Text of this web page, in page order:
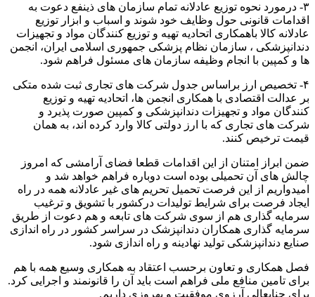
۳- درمورد نحوه توزیع عادلانه تمام سازمان های ذینفع دعوت به
اقدامات قانونی حول وظایف خود شوند و اسباب و ابزار توزیع
عادلانه کالا باهمکاری اتحادیه تهیه و توزیع کنندگان مواد و تجهیزات
دندانپزشکی ، سازمان نظام پزشکی جمهوری اسلامی ایران، انجمن
ها و کمپین با انجام وظیفه سازمان های مسئول فراهم شود.
۴- تخصیص ارز براساس جدول شرکت های تجاری ثبت شده متکی
بر عدالت اقتصادی با همکاری انجمن ها، اتحادیه تهیه و توزیع
کنندگان مواد و تجهیزات دندانپزشکی و کمپین صورت پذیرد و
شرکت های تجاری که با ارز دولتی کالا وارد کرده اند، به همان
قیمت ترخیص کنند.
ضمن ابراز امتنان از این اقدامات قطعا فضای آرامشی که امروز
چالش های آن تحمیلی بوده است دوباره فراهم خواهد شد و
امیدواریم از این فرصت تحمیل تحریم های غیر عادلانه همه در راه
ایجاد فرصت برای شرایط تولیدات درکشور با تشویق و ترغیب
سرمایه گذاری هم از سوی شرکت های تابعه و هم دعوت از طریق
سرمایه گذاری همکاران دندانپزشک در سراسر کشور در راه اندازی
صنایع دندانپزشکی تولید نهادینه و راه اندازی شود.
فصل همکاری و تعاون برحسب اعتقاد به همکاری وسیع همه با هم
برای تامین منافع ملی فراهم است باید آن را قانونمند و اجرایی کرد.
برای جنابعالی آرزوی موفقیت و بهروزی داریم.